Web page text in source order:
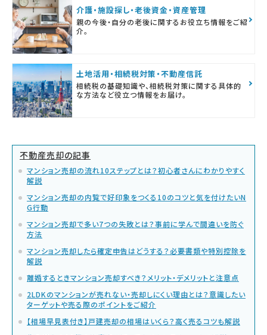
介護・施設探し・老後資金・資産管理
親の今後・自分の老後に関するお役立ち情報をご紹
介。
土地活用・相続税対策・不動産信託
相続税の基礎知識や、相続税対策に関する具体的
な方法など役立つ情報をお届け。
不動産売却の記事
マンション売却の流れ10ステップとは？初心者さんにわかりやすく
解説
マンション売却の内覧で好印象をつくる10のコツと気を付けたいN
G行動
マンション売却で多い7つの失敗とは？事前に学んで間違いを防ぐ
方法
マンション売却したら確定申告はどうする？必要書類や特別控除を
解説
離婚するときマンション売却すべき？メリット・デメリットと注意点
2LDKのマンションが売れない・売却しにくい理由とは？意識したい
ターゲットや売る際のポイントをご紹介
【相場早見表付き】戸建売却の相場はいくら？高く売るコツも解説